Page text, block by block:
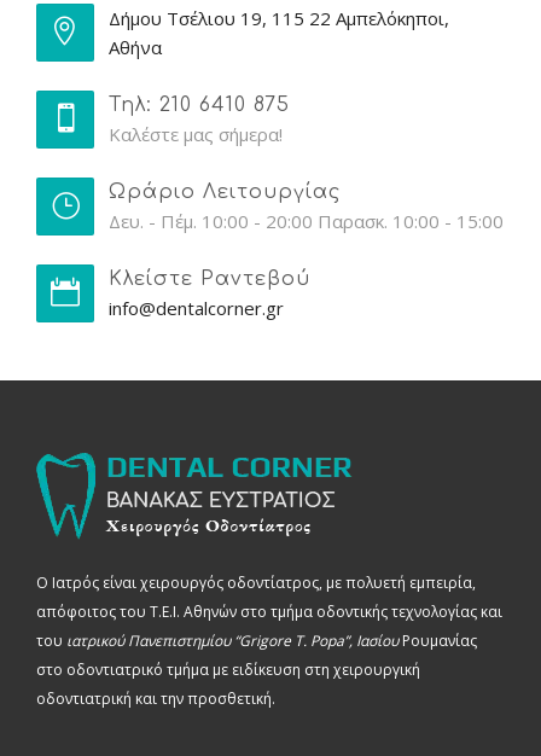
Δήμου Τσέλιου 19, 115 22 Αμπελόκηποι,
Αθήνα
Τηλ: 210 6410 875
Καλέστε μας σήμερα!
Ωράριο Λειτουργίας
Δευ. - Πέμ. 10:00 - 20:00 Παρασκ. 10:00 - 15:00
Κλείστε Ραντεβού
info@dentalcorner.gr
Ο Ιατρός είναι χειρουργός οδοντίατρος, με πολυετή εμπειρία,
απόφοιτος του Τ.Ε.Ι. Αθηνών στο τμήμα οδοντικής τεχνολογίας και
του ιατρικού Πανεπιστημίου “Grigore T. Popa”, ΙασίουΡουμανίας
στο οδοντιατρικό τμήμα με ειδίκευση στη χειρουργική
οδοντιατρική και την προσθετική.